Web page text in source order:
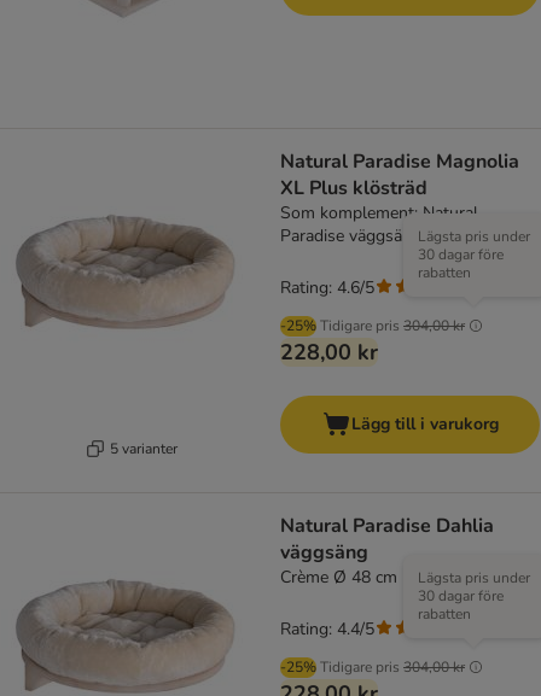
5 varianter
Natural Paradise Magnolia
XL Plus klösträd
Som komplement: Natural
Paradise väggsäng, crème
-25%Tidigare pris 304,00 kr
Lägsta pris under
30 dagar före
rabatten
228,00 kr
Rating: 4.6/5
Lägg till i varukorg
Natural Paradise Dahlia
väggsäng
Crème Ø 48 cm
-25%Tidigare pris 304,00 kr
Lägsta pris under
30 dagar före
rabatten
Rating: 4.4/5